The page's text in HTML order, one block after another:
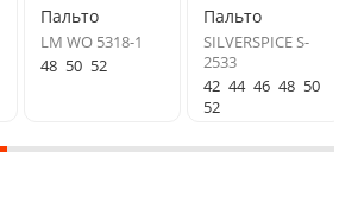
Пальто
LM WO 5318-1
48 50 52
Пальто
SILVERSPICE S-
2533
42 44 46 48 50
52